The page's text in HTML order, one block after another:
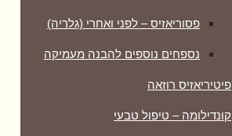
פסוריאזיס – לפני ואחרי (גלריה)
נספחים נוספים להבנה מעמיקה
פיטיריאזיס רוזאה
קונדילומה – טיפול טבעי